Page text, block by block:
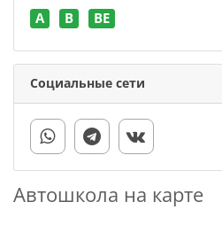
A B BE
Социальные сети
Автошкола на карте